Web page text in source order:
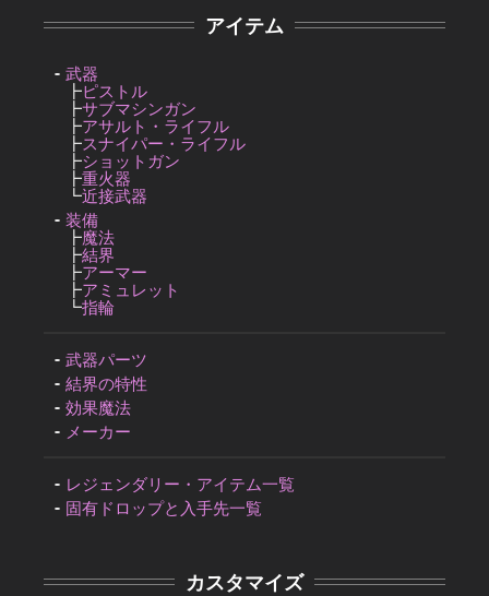
アイテム
武器
┣ピストル
┣サブマシンガン
┣アサルト・ライフル
┣スナイパー・ライフル
┣ショットガン
┣重火器
┗近接武器
装備
┣魔法
┣結界
┣アーマー
┣アミュレット
┗指輪
武器パーツ
結界の特性
効果魔法
メーカー
レジェンダリー・アイテム一覧
固有ドロップと入手先一覧
カスタマイズ